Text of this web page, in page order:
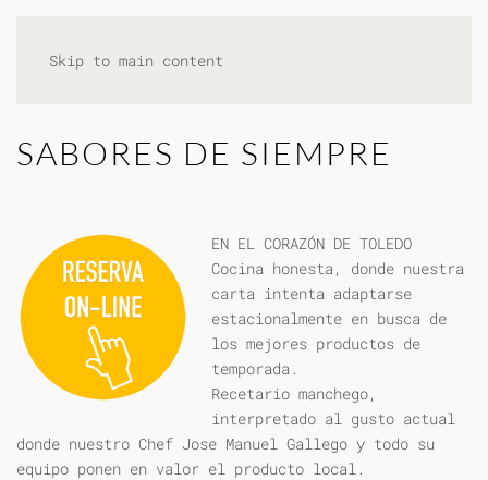
Skip to main content
SABORES DE SIEMPRE
EN EL CORAZÓN DE TOLEDO
Cocina honesta, donde nuestra
carta intenta adaptarse
estacionalmente en busca de
los mejores productos de
temporada.
Recetario manchego,
interpretado al gusto actual
donde nuestro Chef Jose Manuel Gallego y todo su
equipo ponen en valor el producto local.